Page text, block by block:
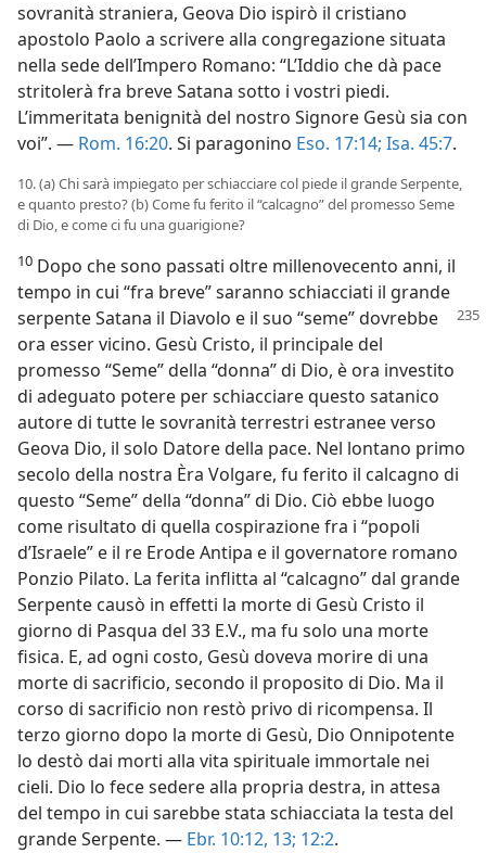
sovranità straniera, Geova Dio ispirò il cristiano
apostolo Paolo a scrivere alla congregazione situata
nella sede dell’Impero Romano: “L’Iddio che dà pace
stritolerà fra breve Satana sotto i vostri piedi.
L’immeritata benignità del nostro Signore Gesù sia con
voi”. — Rom. 16:20. Si paragonino Eso. 17:14; Isa. 45:7.
10. (a) Chi sarà impiegato per schiacciare col piede il grande Serpente,
e quanto presto? (b) Come fu ferito il “calcagno” del promesso Seme
di Dio, e come ci fu una guarigione?
10 Dopo che sono passati oltre millenovecento anni, il
tempo in cui “fra breve” saranno schiacciati il grande
serpente Satana il Diavolo e il suo “seme” dovrebbe
ora esser vicino. Gesù Cristo, il principale del
promesso “Seme” della “donna” di Dio, è ora investito
di adeguato potere per schiacciare questo satanico
autore di tutte le sovranità terrestri estranee verso
Geova Dio, il solo Datore della pace. Nel lontano primo
secolo della nostra Èra Volgare, fu ferito il calcagno di
questo “Seme” della “donna” di Dio. Ciò ebbe luogo
come risultato di quella cospirazione fra i “popoli
d’Israele” e il re Erode Antipa e il governatore romano
Ponzio Pilato. La ferita inflitta al “calcagno” dal grande
Serpente causò in effetti la morte di Gesù Cristo il
giorno di Pasqua del 33 E.V., ma fu solo una morte
fisica. E, ad ogni costo, Gesù doveva morire di una
morte di sacrificio, secondo il proposito di Dio. Ma il
corso di sacrificio non restò privo di ricompensa. Il
terzo giorno dopo la morte di Gesù, Dio Onnipotente
lo destò dai morti alla vita spirituale immortale nei
cieli. Dio lo fece sedere alla propria destra, in attesa
del tempo in cui sarebbe stata schiacciata la testa del
grande Serpente. — Ebr. 10:12, 13; 12:2.